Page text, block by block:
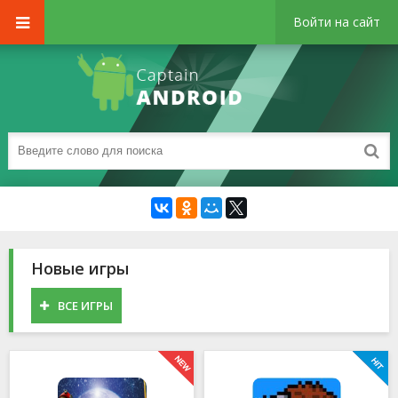
Войти на сайт
Новые игры
ВСЕ ИГРЫ